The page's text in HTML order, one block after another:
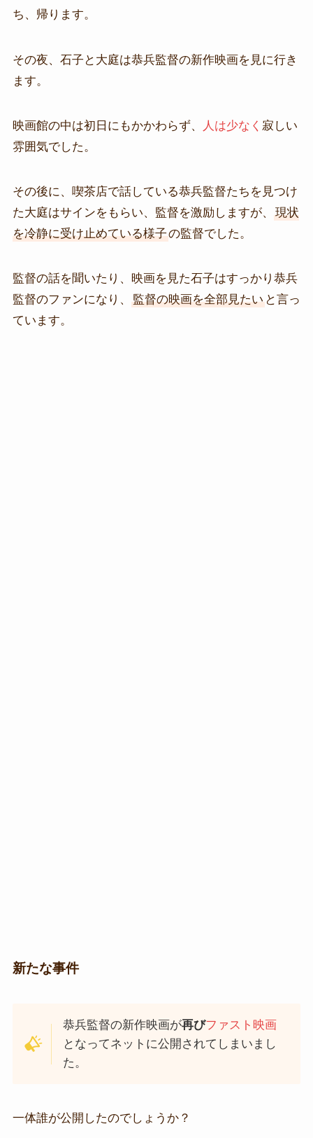
ち、帰ります。
その夜、石子と大庭は恭兵監督の新作映画を見に行き
ます。
映画館の中は初日にもかかわらず、 人は少なく 寂しい
雰囲気でした。
その後に、喫茶店で話している恭兵監督たちを見つけ
た大庭はサインをもらい、監督を激励しますが、
現状
を冷静に受け止めている様子の監督でした。
監督の話を聞いたり、映画を見た石子はすっかり恭兵
監督のファンになり、
監督の映画を全部見たいと言っ
ています。
新たな事件
恭兵監督の新作映画が再びファスト映画
となってネットに公開されてしまいまし
た。
一体誰が公開したのでしょうか？